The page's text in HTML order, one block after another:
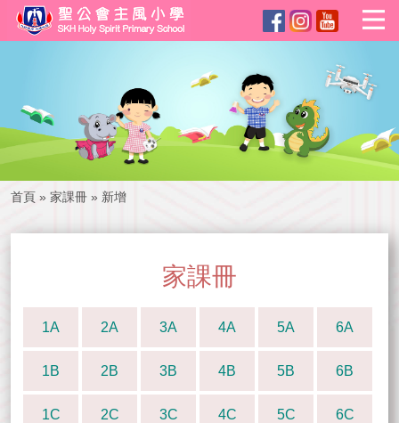
首頁 » 家課冊 » 新增
家課冊
1A 2A 3A 4A 5A 6A
1B 2B 3B 4B 5B 6B
1C 2C 3C 4C 5C 6C